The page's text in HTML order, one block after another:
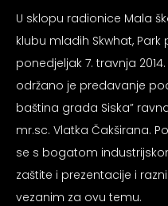
U sklopu radionice Mala
klubu mladih Skwhat,
ponedjeljak 7. travnja
održano je predavanje
baština grada Siska”
mr.sc. Vlatka Čakširana.
se s bogatom
zaštite i prezentacije i
vezanim za ovu temu.
vida